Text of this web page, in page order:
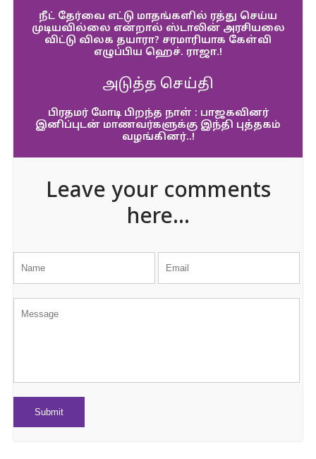
நீட் தேர்வை எட்டு மாதங்களில் ரத்து செய்ய
முடியவில்லை என்றால் ஸ்டாலின் அரசியலை
விட்டு விலக தயாரா? சரமாரியாக கேள்வி
எழுப்பிய ஹெச். ராஜா.!
அடுத்த செய்தி
பிரதமர் மோடி பிறந்த நாள் : பாஜகவினர்
இனிப்புடன் மாணவர்களுக்கு இந்தி புத்தகம்
வழங்கினர்..!
Leave your comments
here...